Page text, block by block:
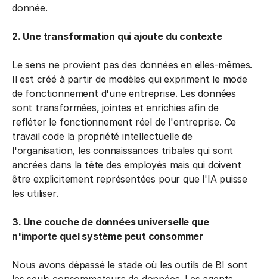
donnée.
2. Une transformation qui ajoute du contexte
Le sens ne provient pas des données en elles-mêmes.
Il est créé à partir de modèles qui expriment le mode
de fonctionnement d'une entreprise. Les données
sont transformées, jointes et enrichies afin de
refléter le fonctionnement réel de l'entreprise. Ce
travail code la propriété intellectuelle de
l'organisation, les connaissances tribales qui sont
ancrées dans la tête des employés mais qui doivent
être explicitement représentées pour que l'IA puisse
les utiliser.
3. Une couche de données universelle que
n'importe quel système peut consommer
Nous avons dépassé le stade où les outils de BI sont